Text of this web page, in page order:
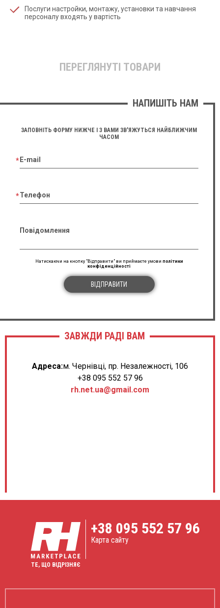
Послуги настройки, монтажу, установки та навчання
персоналу входять у вартість
ПЕРЕГЛЯНУТІ ТОВАРИ
НАПИШІТЬ НАМ
ЗАПОВНІТЬ ФОРМУ НИЖЧЕ І З ВАМИ ЗВ'ЯЖУТЬСЯ НАЙБЛИЖЧИМ
ЧАСОМ
E-mail
Телефон
Повідомлення
Натискаючи на кнопку "Відправити" ви приймаєте умови політики
конфіденційності
ВІДПРАВИТИ
ЗАВЖДИ РАДІ ВАМ
Адреса:м. Чернівці, пр. Незалежності, 106
+38 095 552 57 96
rh.net.ua@gmail.com
ТЕ, ЩО ВІДРІЗНЯЄ
+38 095 552 57 96
Карта сайту